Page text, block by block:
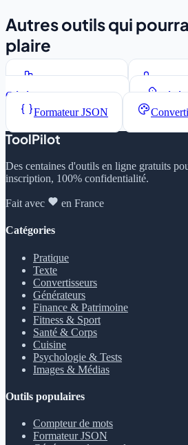
Autres outils qui
plaire
Compteur de mots
Générateur Lorem Ipsum
Formateur JSON
ToolPilot
Des centaines d'outils en ligne gratuits
inscription, 100% confidentialité.
Fait avec en France
Catégories
Pratique
Texte
Convertisseurs
Générateurs
Finance & Patrimoine
Fitness & Sport
Santé & Corps
Cuisine
Psychologie & Tests
Images & Médias
Outils populaires
Compteur de mots
Formateur JSON